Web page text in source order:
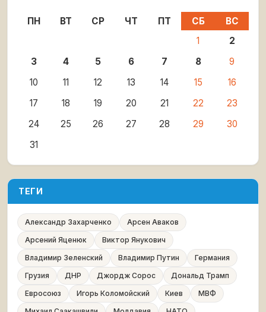
ПН ВТ СР ЧТ ПТ СБ
ВС
1
2
3
4 5 6 7 8
9
10
11 12 13 14 15
16
17
18 19 20 21 22
23
24
25 26 27 28 29
30
31
ТЕГИ
Александр Захарченко
Арсен Аваков
Арсений Яценюк
Виктор Янукович
Владимир Зеленский
Владимир Путин
Германия
Грузия
ДНР Джордж Сорос
Дональд Трамп
Евросоюз
Игорь Коломойский Киев
МВФ